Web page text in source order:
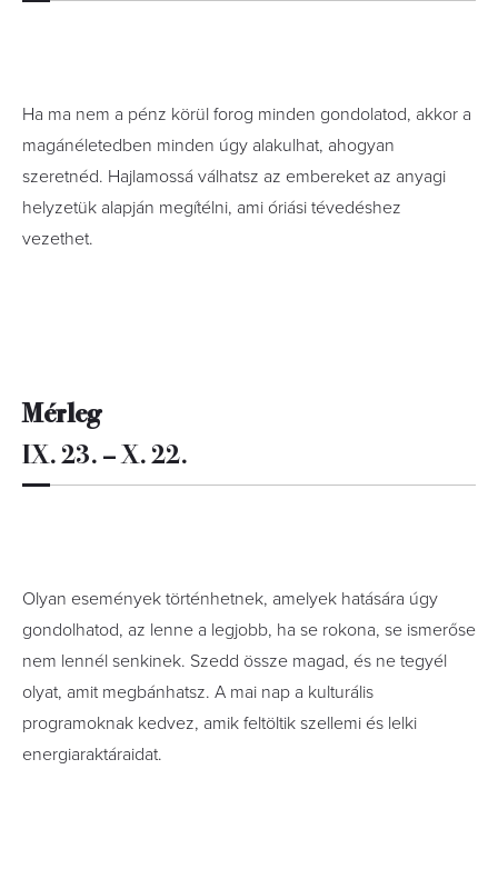
Ha ma nem a pénz körül forog minden gondolatod, akkor a
magánéletedben minden úgy alakulhat, ahogyan
szeretnéd. Hajlamossá válhatsz az embereket az anyagi
helyzetük alapján megítélni, ami óriási tévedéshez
vezethet.
Mérleg
IX. 23. – X. 22.
Olyan események történhetnek, amelyek hatására úgy
gondolhatod, az lenne a legjobb, ha se rokona, se ismerőse
nem lennél senkinek. Szedd össze magad, és ne tegyél
olyat, amit megbánhatsz. A mai nap a kulturális
programoknak kedvez, amik feltöltik szellemi és lelki
energiaraktáraidat.